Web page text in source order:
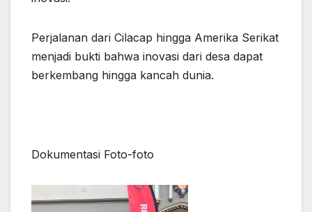
Perjalanan dari Cilacap hingga Amerika Serikat
menjadi bukti bahwa inovasi dari desa dapat
berkembang hingga kancah dunia.
Dokumentasi Foto-foto